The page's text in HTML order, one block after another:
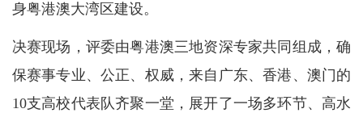
身粤港澳大湾区建设。
决赛现场，评委由粤港澳三地资深专家共同组成，确
保赛事专业、公正、权威，来自广东、香港、澳门的
10支高校代表队齐聚一堂，展开了一场多环节、高水